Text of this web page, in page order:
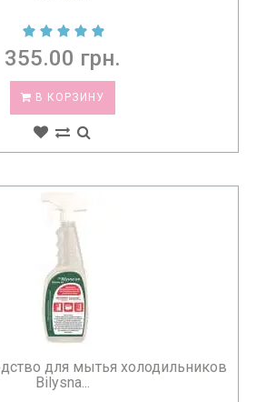
355.00 грн.
В КОРЗИНУ
для мытья холодильников
Bilysna...